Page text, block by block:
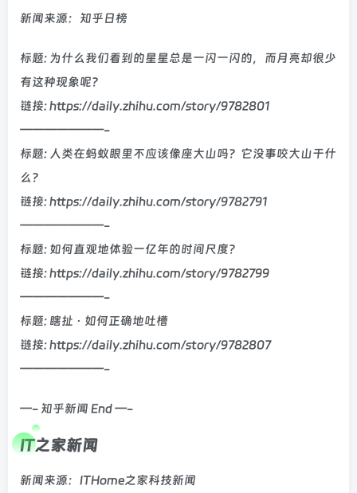
新闻来源：知乎日榜
标题: 为什么我们看到的星星总是一闪一闪的，而月亮却很少
有这种现象呢？
链接: https://daily.zhihu.com/story/9782801
———————-
标题: 人类在蚂蚁眼里不应该像座大山吗？它没事咬大山干什
么？
链接: https://daily.zhihu.com/story/9782791
———————-
标题: 如何直观地体验一亿年的时间尺度？
链接: https://daily.zhihu.com/story/9782799
———————-
标题: 瞎扯 · 如何正确地吐槽
链接: https://daily.zhihu.com/story/9782807
———————-
—- 知乎新闻 End —-
IT之家新闻
新闻来源：ITHome之家科技新闻